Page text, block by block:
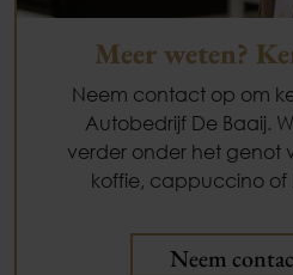
Meer weten?
Neem contact op om
Autobedrijf De Baaij.
verder onder het genot
koffie, cappuccino
Neem